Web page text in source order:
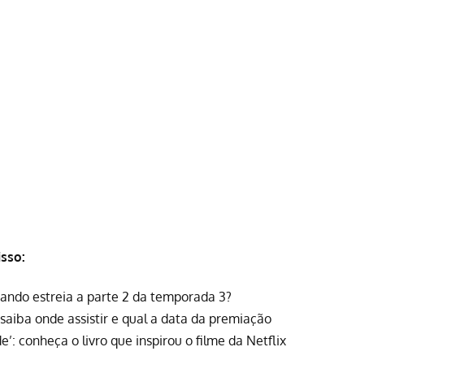
estreia a parte 2 da temporada 3?
onde assistir e qual a data da premiação
conheça o livro que inspirou o filme da Netflix